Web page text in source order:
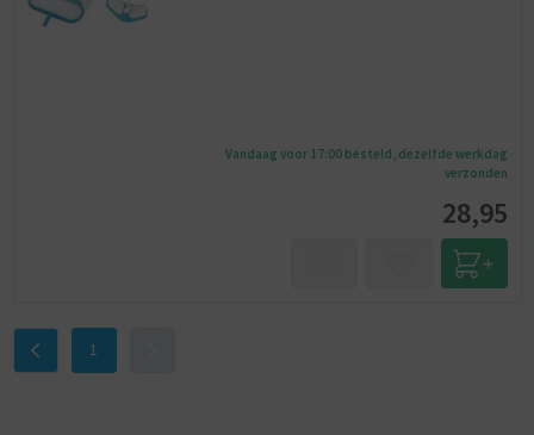
Vandaag voor 17:00 besteld, dezelfde werkdag
verzonden
28,95
1